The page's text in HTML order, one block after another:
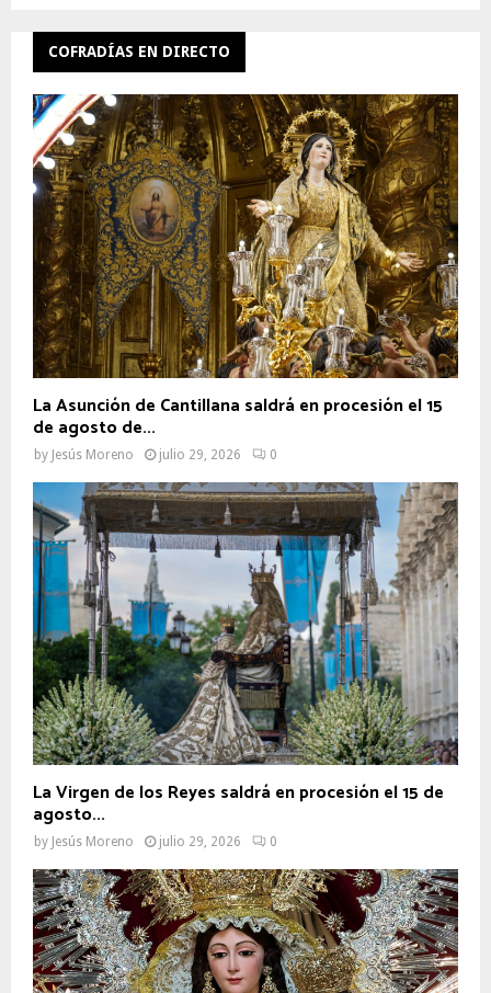
COFRADÍAS EN DIRECTO
La Asunción de Cantillana saldrá en procesión el 15
de agosto de...
by Jesús Moreno julio 29, 2026 0
La Virgen de los Reyes saldrá en procesión el 15 de
agosto...
by Jesús Moreno julio 29, 2026 0